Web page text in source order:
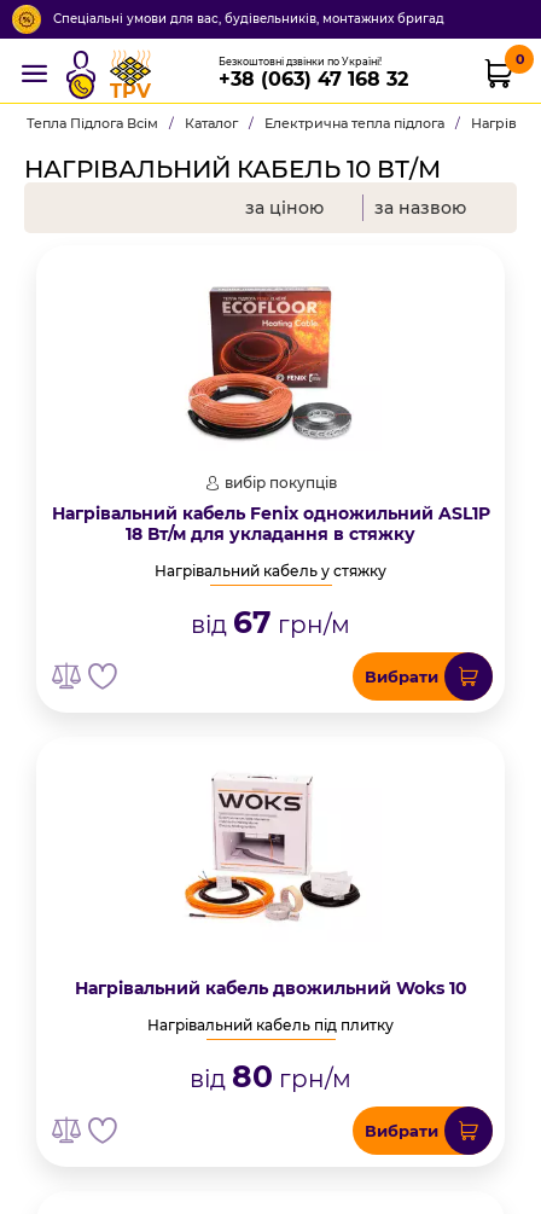
Спеціальні умови для вас, будівельників, монтажних бригад
TPV
Безкоштовні дзвінки по Україні!
+38 (063) 47 168 32
0
Тепла Підлога Всім / Каталог / Електрична тепла підлога /
НАГРІВАЛЬНИЙ КАБЕЛЬ 10 ВТ/М
за ціною за назвою
вибір покупців
Нагрівальний кабель Fenix одножильний ASL1P
18 Вт/м для укладання в стяжку
Нагрівальний кабель у стяжку
від 67 грн/м
Вибрати
Нагрівальний кабель двожильний Woks 10
Нагрівальний кабель під плитку
від 80 грн/м
Вибрати